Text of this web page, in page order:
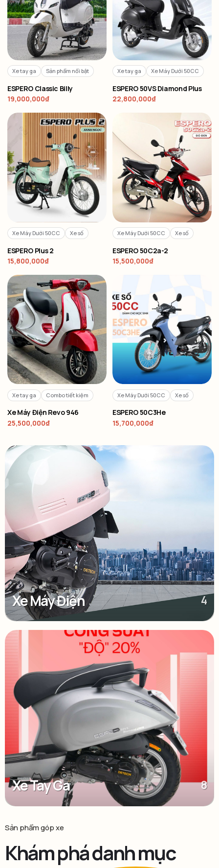
Xe tay ga Sản phẩm nổi bật
ESPERO Classic Billy
19,000,000₫
Xe tay ga Xe Máy Dưới 50CC
ESPERO 50VS Diamond Plus
22,800,000₫
Xe Máy Dưới 50CC Xe số
ESPERO Plus 2
15,800,000₫
Xe Máy Dưới 50CC Xe số
ESPERO 50C2a-2
15,500,000₫
Xe tay ga Combo tiết kiệm
Xe Máy Điện Revo 946
25,500,000₫
Xe Máy Dưới 50CC Xe số
ESPERO 50C3He
15,700,000₫
Xe Máy Điện 4
Xe Tay Ga 8
Sản phẩm góp xe
Khám phá danh mục